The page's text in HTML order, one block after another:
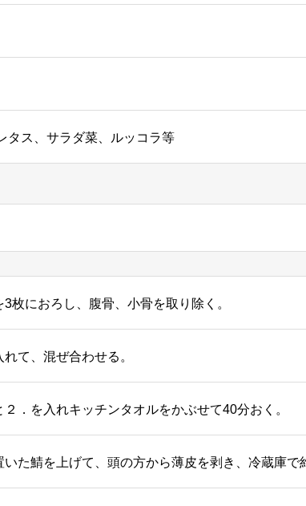
タス、サラダ菜、ルッコラ等
3枚におろし、腹骨、小骨を取り除く。
て、混ぜ合わせる。
．を入れキッチンタオルをかぶせて40分おく。
いた鯖を上げて、頭の方から薄皮を剥き、冷蔵庫で